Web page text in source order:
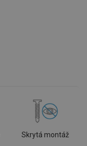
Skrytá montáž